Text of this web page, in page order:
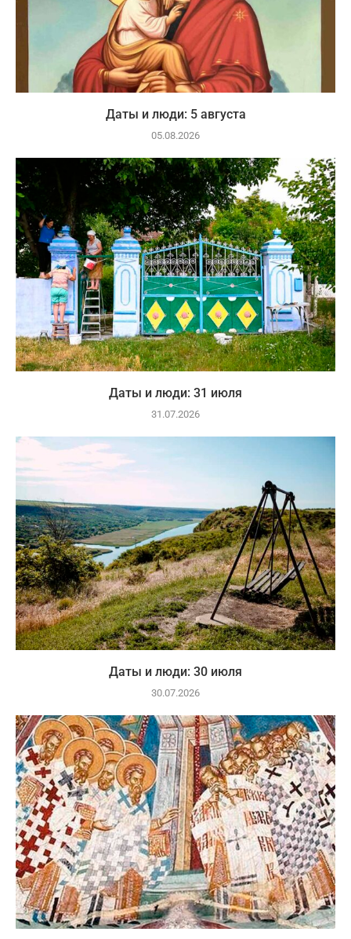
Даты и люди: 5 августа
05.08.2026
Даты и люди: 31 июля
31.07.2026
Даты и люди: 30 июля
30.07.2026